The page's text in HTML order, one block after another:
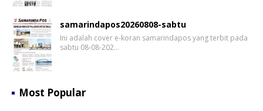
samarindapos20260808-sabtu
Ini adalah cover e-koran samarindapos yang terbit pada
sabtu 08-08-202…
Most Popular